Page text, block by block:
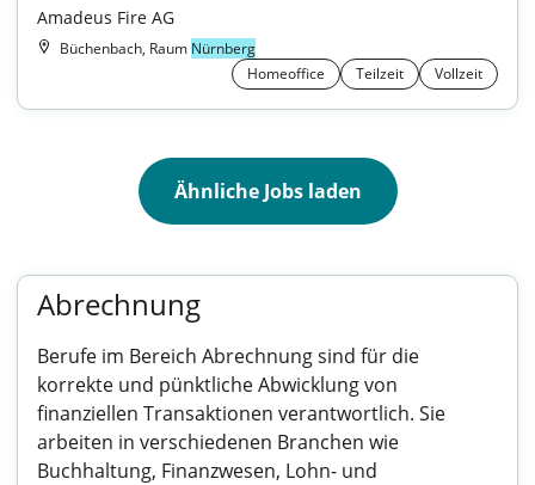
Amadeus Fire AG
Büchenbach, Raum Nürnberg
Homeoffice
Teilzeit Vollzeit
Ähnliche Jobs laden
Abrechnung
Berufe im Bereich Abrechnung sind für die
korrekte und pünktliche Abwicklung von
finanziellen Transaktionen verantwortlich. Sie
arbeiten in verschiedenen Branchen wie
Buchhaltung, Finanzwesen, Lohn- und